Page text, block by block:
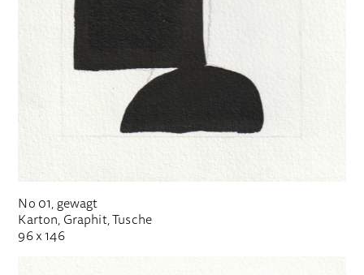
No 01, gewagt
Karton, Graphit, Tusche
96 x 146